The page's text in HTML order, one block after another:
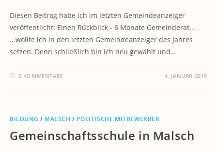
Diesen Beitrag habe ich im letzten Gemeindeanzeiger
veröffentlicht: Einen Rückblick - 6 Monate Gemeinderat...
...wollte ich in den letzten Gemeindeanzeiger des Jahres
setzen. Denn schließlich bin ich neu gewählt und…
0 KOMMENTARE 4. JANUAR 2015
BILDUNG / MALSCH / POLITISCHE MITBEWERBER
Gemeinschaftsschule in Malsch